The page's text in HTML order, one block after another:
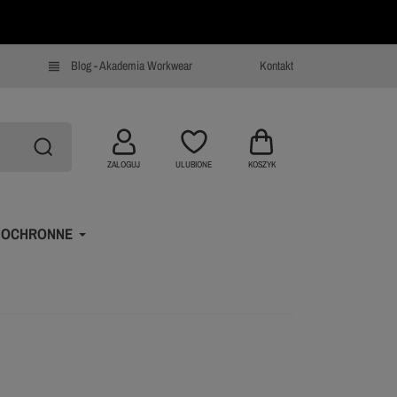
view_headline Blog - Akademia Workwear Kontakt
ZALOGUJ ULUBIONE KOSZYK